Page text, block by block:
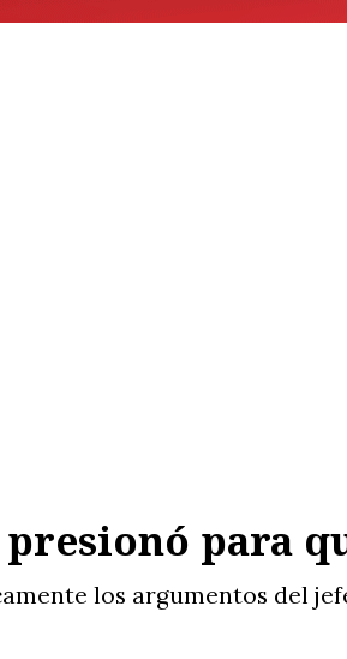
para
los argumentos del